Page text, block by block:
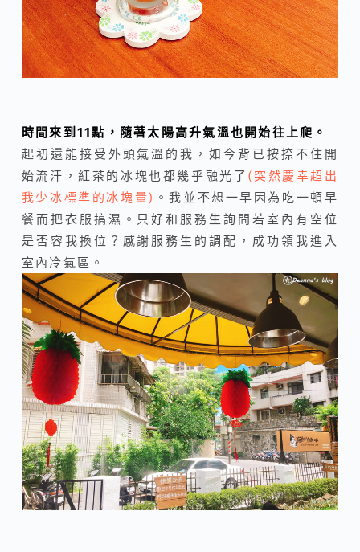
時間來到11點，隨著太陽高升氣溫也開始往上爬。
起初還能接受外頭氣溫的我，如今背已按捺不住開
始流汗，紅茶的冰塊也都幾乎融光了 (突然慶幸超出
我少冰標準的冰塊量) 。我並不想一早因為吃一頓早
餐而把衣服搞濕。只好和服務生詢問若室內有空位
是否容我換位？感謝服務生的調配，成功領我進入
室內冷氣區。